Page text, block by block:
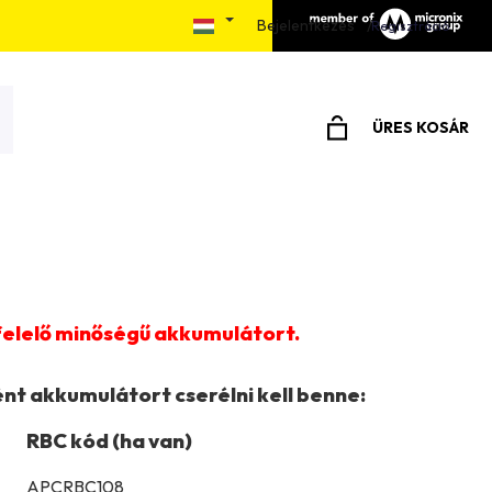
Írjon nekünkBejelentkezés Regisztráció
ÜRES KOSÁR
minőségű akkumulátort.
akkumulátort cserélni kell benne:
RBC kód (ha van)
APCRBC108